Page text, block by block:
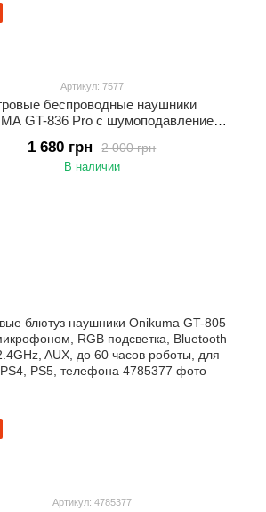
Артикул: 7577
беспроводные наушники
GT-836 Pro с шумоподавлением,
работы, гарнитура для ПК, PS4, PS5,
смартфона
2 000 грн
1 680 грн
В наличии
Артикул: 4785377